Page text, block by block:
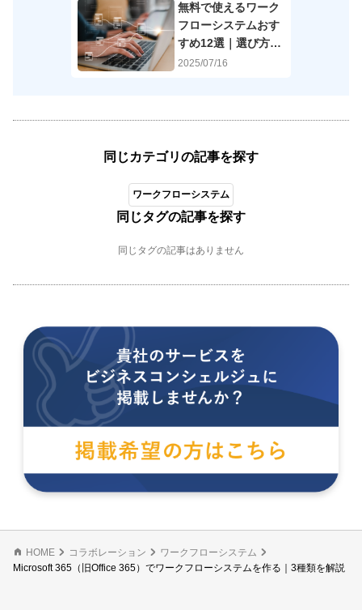
無料で使えるワーク
フローシステムおす
すめ12選｜選び方も
解説
2025/07/16
同じカテゴリの記事を探す
ワークフローシステム
同じタグの記事を探す
同じタグの記事はありません
HOME コラボレーション
ワークフローシステム
Microsoft 365（旧Office 365）でワークフローシステムを作る｜3種類を解説